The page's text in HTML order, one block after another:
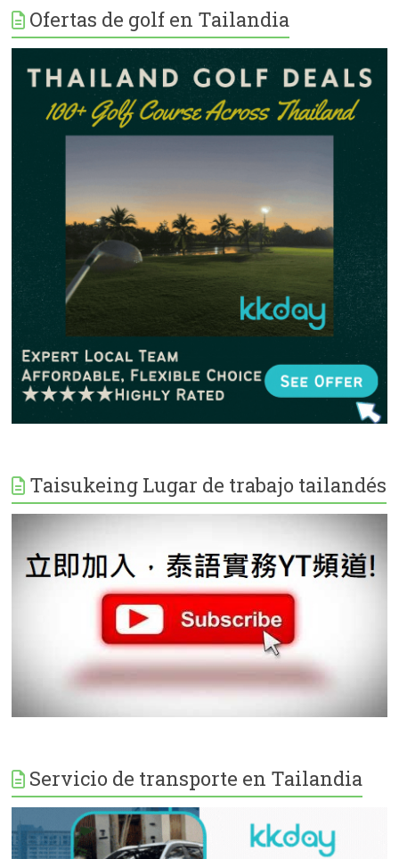
Ofertas de golf en Tailandia
Taisukeing Lugar de trabajo tailandés
Servicio de transporte en Tailandia